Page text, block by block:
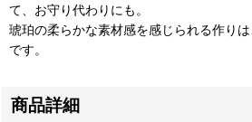
て、お守り代わりにも。
琥珀の柔らかな素材感を感じられる作り
です。
商品詳細